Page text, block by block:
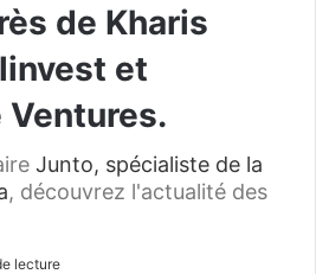
de Kharis
et
Junto, spécialiste de la
, découvrez l'actualité des
lecture